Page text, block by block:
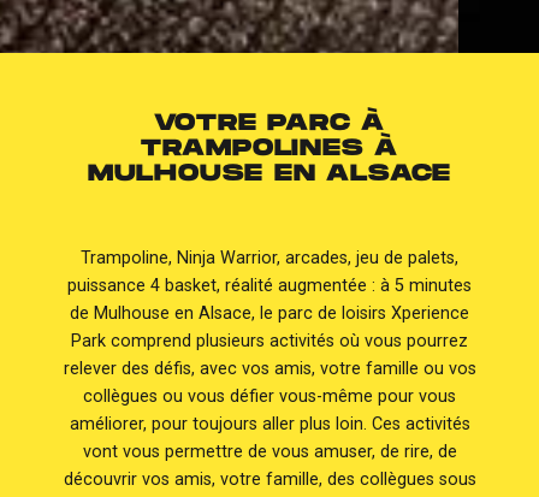
VOTRE PARC À
TRAMPOLINES À
MULHOUSE EN ALSACE
Trampoline, Ninja Warrior, arcades, jeu de palets,
puissance 4 basket, réalité augmentée : à 5 minutes
de Mulhouse en Alsace, le parc de loisirs Xperience
Park comprend plusieurs activités où vous pourrez
relever des défis, avec vos amis, votre famille ou vos
collègues ou vous défier vous-même pour vous
améliorer, pour toujours aller plus loin. Ces activités
vont vous permettre de vous amuser, de rire, de
découvrir vos amis, votre famille, des collègues sous